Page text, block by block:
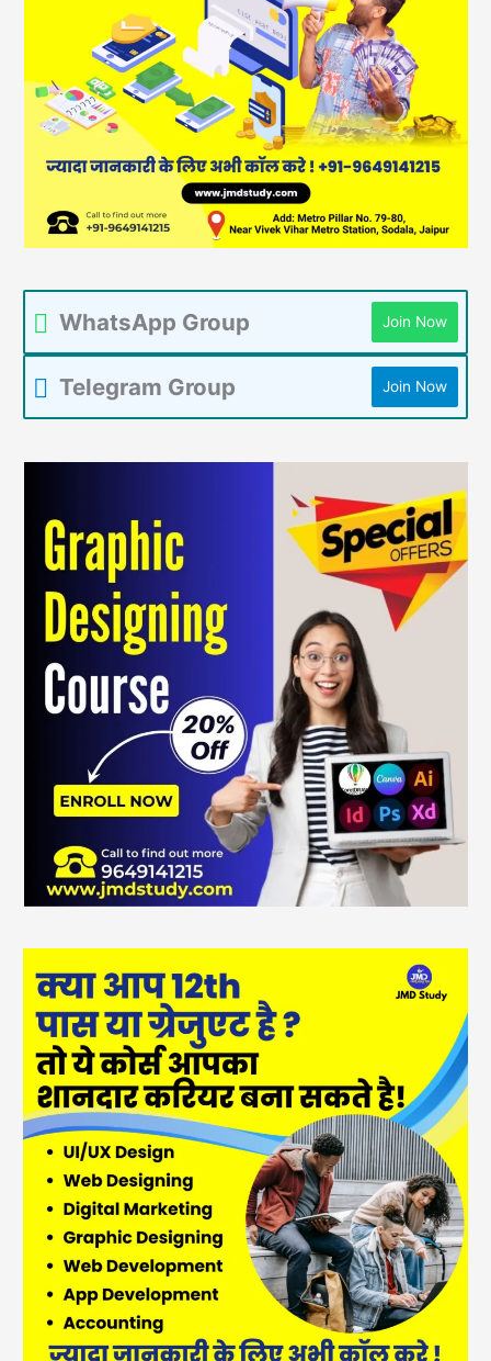
WhatsApp Group Join Now
Telegram Group Join Now